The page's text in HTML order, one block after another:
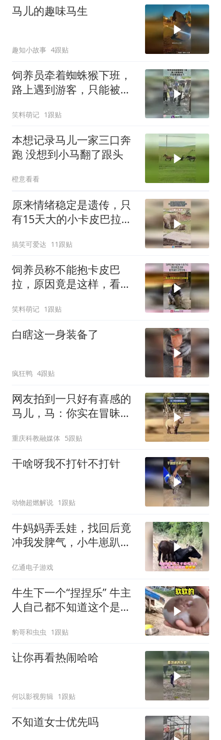
马儿的趣味马生
趣知小故事 4跟贴
饲养员牵着蜘蛛猴下班，
路上遇到游客，只能被迫
笑料萌记 1跟贴
本想记录马儿一家三口奔
跑 没想到小马翻了跟头
橙意看看
原来情绪稳定是遗传，只
有15天大的小卡皮巴拉，
搞笑可爱达 11跟贴
饲养员称不能抱卡皮巴
拉，原因竟是这样，看其
笑料萌记 1跟贴
白瞎这一身装备了
疯狂鸭 4跟贴
网友拍到一只好有喜感的
马儿，马：你实在冒昧了
好搞笑啊
重庆科教融媒体 5跟贴
干啥呀我不打针不打针
动物超燃解说 1跟贴
牛妈妈弄丢娃，找回后竟
冲我发脾气，小牛崽趴牛
亿通电子游戏
牛生下一个“捏捏乐” 牛主
人自己都不知道这个是什
豹哥和虫虫 1跟贴
让你再看热闹哈哈
何以影视剪辑 1跟贴
不知道女士优先吗